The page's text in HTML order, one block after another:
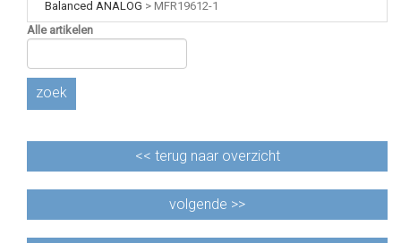
Balanced ANALOG > MFR19612-1
Alle artikelen
zoek
<< terug naar overzicht
volgende >>